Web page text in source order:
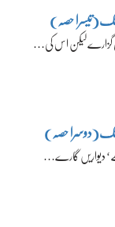
حصہ)
لیکن اس کی…
حصہ)
دیواریں گارے…